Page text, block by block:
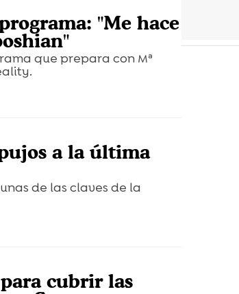
"Me hace
que prepara con Mª
a la última
de las claves de la
cubrir las